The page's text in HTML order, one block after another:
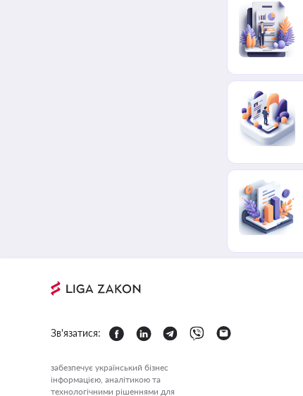
Зв'язатися:
забезпечує український бізнес
інформацією, аналітикою та
технологічними рішеннями для